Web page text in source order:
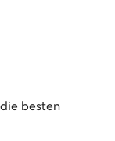
besten